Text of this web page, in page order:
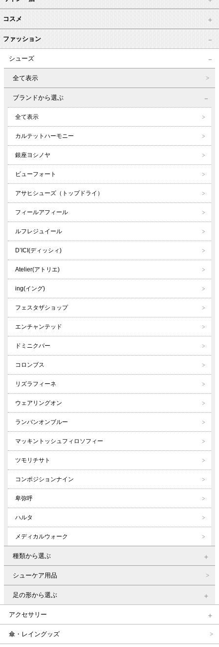
コスメ
ファッション
シューズ
全て表示
ブランドから選ぶ
全て表示
カルテットハーモニー
銀座ヨシノヤ
ビューフォート
アサヒシューズ（トップドライ）
フィールアフィール
ルフレジュイール
D’ICI(ディッシィ)
Atelier(アトリエ)
ing(イング)
フェスタザショップ
エンチャンテッド
ドミニクバー
コロンブス
リズラフィーネ
ウェアリングオン
ランバンオンブルー
マッキントッシュフィロソフィー
ツモリチサト
コンポジションナイン
卑弥呼
ハルタ
メディカルウォーク
種類から選ぶ
シューケア用品
足の形から選ぶ
アクセサリー
傘・レイングッズ